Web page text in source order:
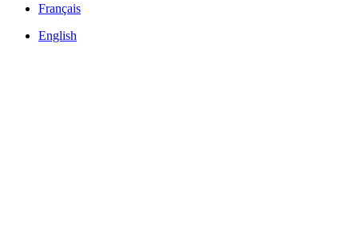
Français
English